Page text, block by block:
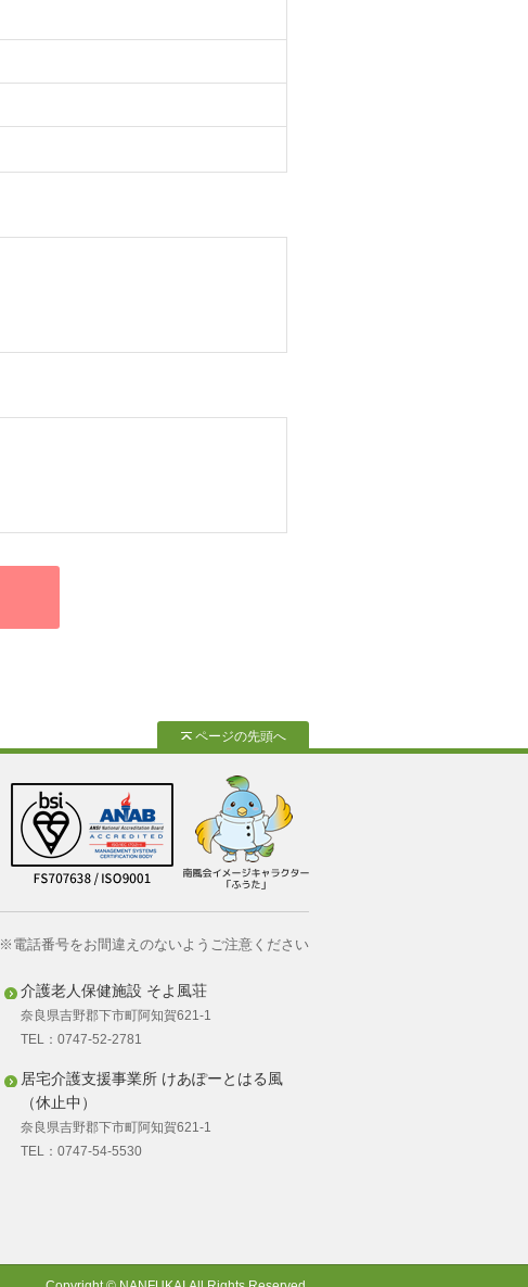
ページの先頭へ
※電話番号をお間違えのないようご注意ください
介護老人保健施設 そよ風荘
奈良県吉野郡下市町阿知賀621-1
TEL：0747-52-2781
居宅介護支援事業所 けあぽーとはる風
（休止中）
奈良県吉野郡下市町阿知賀621-1
TEL：0747-54-5530